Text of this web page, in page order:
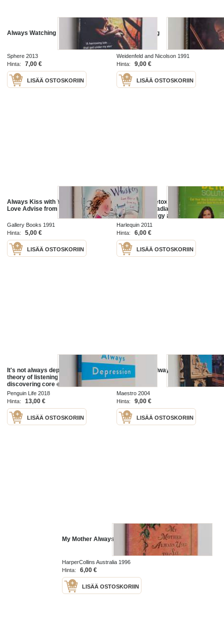
Always Watching
Sphere 2013
Hinta:
7,00 €
LISÄÄ OSTOSKORIIN
Always playing
Weidenfeld and Nicolson 1991
Hinta:
9,00 €
LISÄÄ OSTOSKORIIN
Always Kiss with Your Whiskers -
Love Advise from My Cat
Gallery Books 1991
Hinta:
5,00 €
LISÄÄ OSTOSKORIIN
The Beauty Detox Solution - Eat
Your Way to Radiant Skin,
Renewed Energy and the Body
You've Always Wanted
Harlequin 2011
Hinta:
6,00 €
LISÄÄ OSTOSKORIIN
It's not always depression : a new
theory of listening to your body,
discovering core emotions and
reconnecting with your authentic
self
Penguin Life 2018
Hinta:
13,00 €
LISÄÄ OSTOSKORIIN
Amsterdam Always
Maestro 2004
Hinta:
9,00 €
LISÄÄ OSTOSKORIIN
My Mother Always Used to Say
HarperCollins Australia 1996
Hinta:
6,00 €
LISÄÄ OSTOSKORIIN